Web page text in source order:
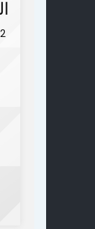
2 روابط الكترونية